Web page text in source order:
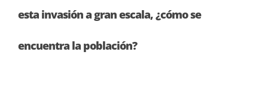
esta invasión a gran escala, ¿cómo se
encuentra la población?